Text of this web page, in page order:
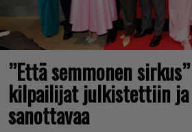
”Että semmonen
kilpailijat julkistettiin ja
sanottavaa